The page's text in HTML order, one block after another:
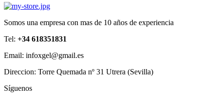
Somos una empresa con mas de 10 años de experiencia
Tel: +34 618351831
Email: infoxgel@gmail.es
Direccion: Torre Quemada nº 31 Utrera (Sevilla)
Síguenos